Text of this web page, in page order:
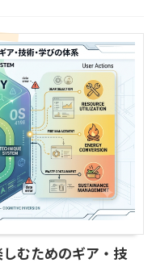
むためのギア・技